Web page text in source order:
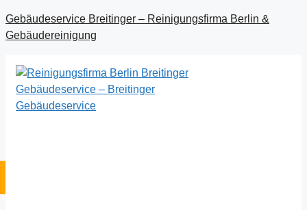
Gebäudeservice Breitinger – Reinigungsfirma Berlin &
Gebäudereinigung